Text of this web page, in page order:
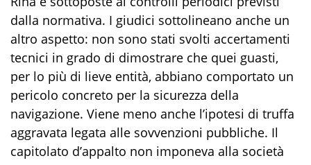
dalla normativa. I giudici sottolineano anche un
altro aspetto: non sono stati svolti accertamenti
tecnici in grado di dimostrare che quei guasti,
per lo più di lieve entità, abbiano comportato un
pericolo concreto per la sicurezza della
navigazione. Viene meno anche l’ipotesi di truffa
aggravata legata alle sovvenzioni pubbliche. Il
capitolato d’appalto non imponeva alla società